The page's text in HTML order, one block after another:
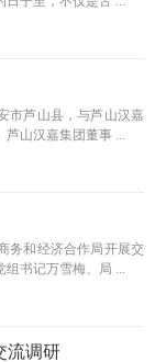
市芦山县，与芦山汉嘉
山汉嘉集团董事 ...
务和经济合作局开展交
书记万雪梅、局 ...
流调研